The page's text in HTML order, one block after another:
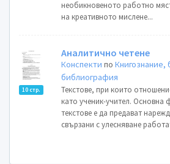
необикновеното работно
на креативното мислене...
10 стр.
Аналитично четене
Конспекти поКнигознание,
библиография
Текстове, при които
като ученик-учител. Основна
текстове е да предават
свързани с улесняване